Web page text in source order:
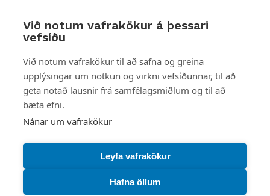
Við notum vafrakökur á þessari
vefsíðu
Við notum vafrakökur til að safna og greina
upplýsingar um notkun og virkni vefsíðunnar, til að
geta notað lausnir frá samfélagsmiðlum og til að
bæta efni.
Nánar um vafrakökur
Leyfa vafrakökur
Hafna öllum
Styttu þér leið
Mest skoðað
Starfsstöðvar
Náttúruverndarstofnun